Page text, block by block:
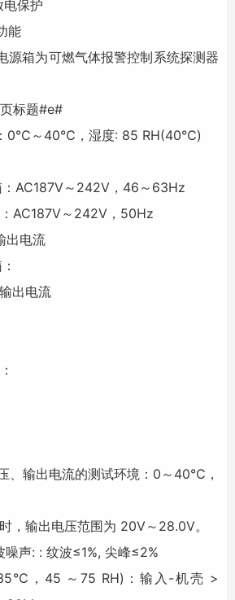
电保护
能
源箱为可燃气体报警控制系统探测器
标题#e#
：0℃～40℃，湿度: 85 RH(40℃)
AC187V～242V，46～63Hz
AC187V～242V，50Hz
出电流
出电流
、输出电流的测试环境：0～40℃，
，输出电压范围为 20V～28.0V。
噪声: : 纹波≤1%, 尖峰≤2%
，45 ～75 RH)：输入-机壳 >